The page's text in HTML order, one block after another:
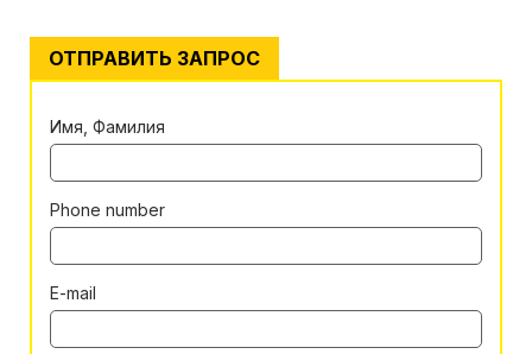
ОТПРАВИТЬ ЗАПРОС
Имя, Фамилия
Phone number
E-mail